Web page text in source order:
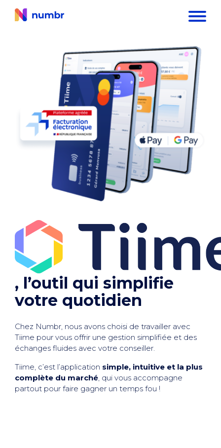
, l’outil qui simplifie
votre quotidien
Chez Numbr, nous avons choisi de travailler avec
Tiime pour vous offrir une gestion simplifiée et des
échanges fluides avec votre conseiller.
Tiime, c’est l’application simple, intuitive et la plus
complète du marché, qui vous accompagne
partout pour faire gagner un temps fou !